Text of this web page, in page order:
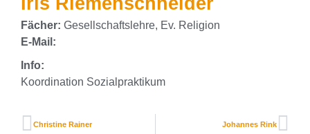
Fächer: Gesellschaftslehre, Ev. Religion
E-Mail:
Info:
Koordination Sozialpraktikum
Christine Rainer Johannes Rink